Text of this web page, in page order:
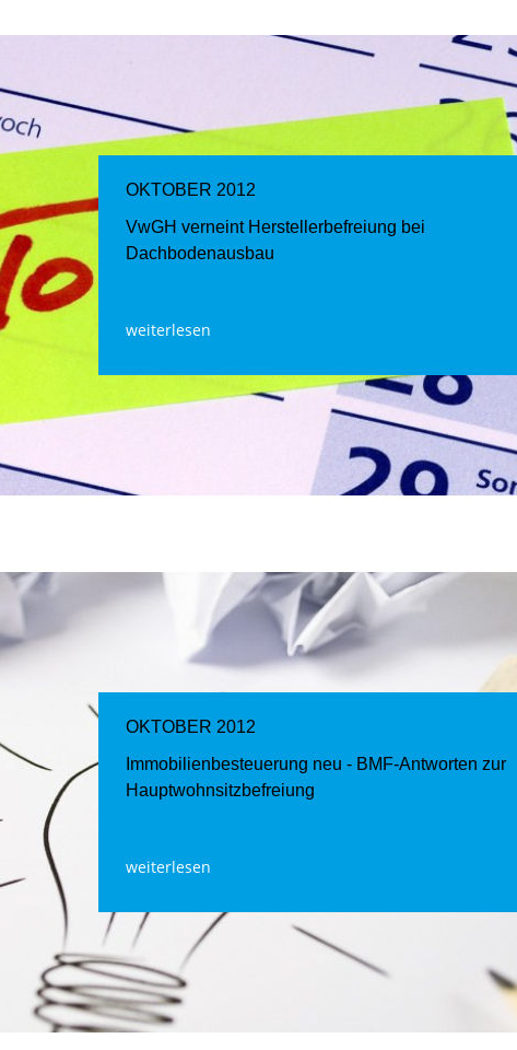
OKTOBER 2012
VwGH verneint Herstellerbefreiung bei
Dachbodenausbau
weiterlesen
OKTOBER 2012
Immobilienbesteuerung neu - BMF-Antworten zur
Hauptwohnsitzbefreiung
weiterlesen